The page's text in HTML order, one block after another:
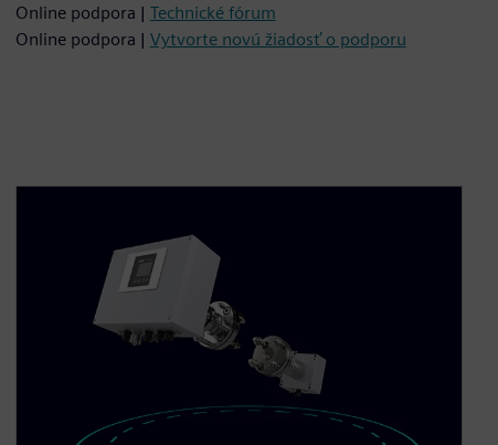
Online podpora | Technické fórum
Online podpora | Vytvorte novú žiadosť o podporu